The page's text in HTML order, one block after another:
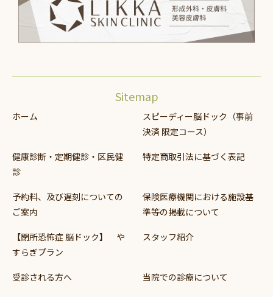
Sitemap
ホーム
スピーディー脳ドック（事前
決済 限定コース）
健康診断・定期健診・区民健
診
特定商取引法に基づく表記
予約料、及び遅刻についての
ご案内
保険医療機関における施設基
準等の掲載について
【閉所恐怖症 脳ドック】 や
すらぎプラン
スタッフ紹介
受診される方へ 当院での診療について